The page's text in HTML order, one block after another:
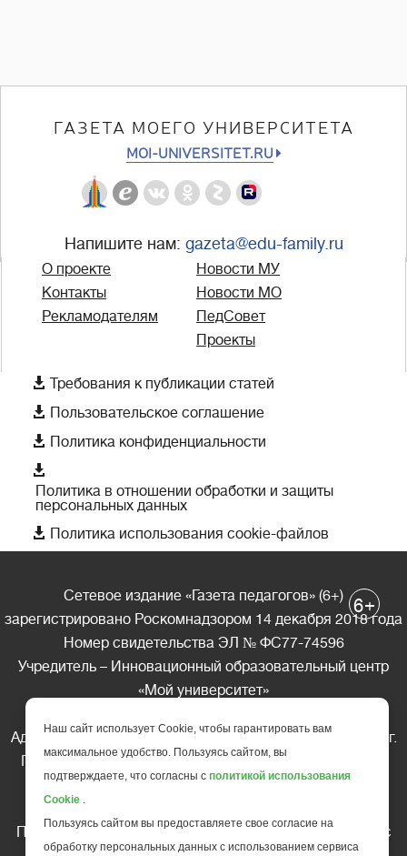
ГАЗЕТА МОЕГО УНИВЕРСИТЕТА
MOI-UNIVERSITET.RU
Напишите нам: gazeta@edu-family.ru
О проекте
Контакты
Рекламодателям
Новости МУ
Новости МО
ПедСовет
Проекты
 Требования к публикации статей
 Пользовательское соглашение
 Политика конфиденциальности

Политика в отношении обработки и защиты
персональных данных
 Политика использования cookie-файлов
Сетевое издание «Газета педагогов» (6+)
зарегистрировано Роскомнадзором 14 декабря 2018 года
Номер свидетельства ЭЛ № ФС77-74596
Учредитель – Инновационный образовательный центр
«Мой университет»
Адрес редакции: 185035 Россия, Республика Карелия, г.
Петрозаводск, ул. Фридриха Энгельса д.10, офис 211
Телефон редакции: +7 (499) 685-10-45
Перепечатка материалов газеты допускается только c
6+
Наш сайт использует Cookie, чтобы гарантировать вам
максимальное удобство. Пользуясь сайтом, вы
подтверждаете, что согласны с политикой использования
Cookie .
Пользуясь сайтом вы предоставляете свое согласие на
обработку персональных данных с использованием сервиса